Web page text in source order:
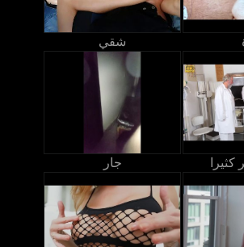
شقي
جار كثيرا